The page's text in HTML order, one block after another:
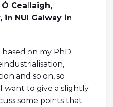
Ceallaigh,
in NUI Galway in
based on my PhD
and so on, so
want to give a slightly
some points that